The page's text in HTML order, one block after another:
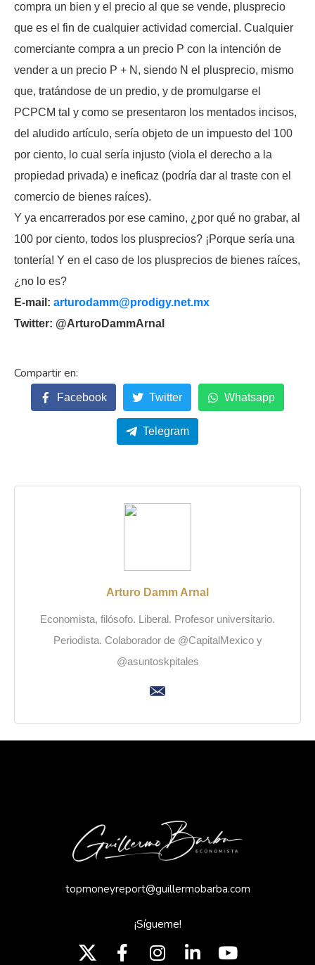
compra un bien y el precio al que se vende, plusprecio
que es el fin de cualquier actividad comercial. Cualquier
comerciante compra a un precio P con la intención de
vender a un precio P + N, siendo N el plusprecio, mismo
que, tratándose de un predio, y de promulgarse el
PCPCM tal y como se presentaron los mentados incisos,
del aludido artículo, sería objeto de un impuesto del 100
por ciento, lo cual sería injusto (viola el derecho a la
propiedad privada) e ineficaz (podría dar al traste con el
comercio de bienes raíces).
Y ya encarrerados por ese camino, ¿por qué no grabar, al
100 por ciento, todos los plusprecios? ¡Porque sería una
tontería! Y en el caso de los plusprecios de bienes raíces,
¿no lo es?
E-mail: arturodamm@prodigy.net.mx
Twitter: @ArturoDammArnal
Facebook Twitter Whatsapp
Telegram
Arturo Damm Arnal
Economista, filósofo. Liberal. Profesor universitario.
Periodista. Colaborador de @CapitalMexico y
@asuntoskpitales
topmoneyreport@guillermobarba.com
¡Sígueme!